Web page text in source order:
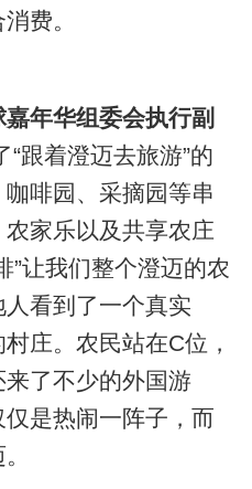
费。
年华组委会执行副
“跟着澄迈去旅游”的
啡园、采摘园等串
家乐以及共享农庄
”让我们整个澄迈的农
看到了一个真实
庄。农民站在C位，
了不少的外国游
是热闹一阵子，而